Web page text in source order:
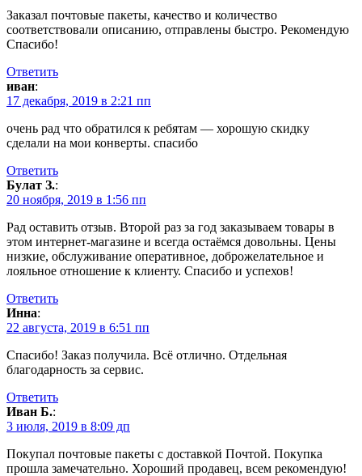
Заказал почтовые пакеты, качество и количество
соответствовали описанию, отправлены быстро. Рекомендую
Спасибо!
Ответить
иван:
17 декабря, 2019 в 2:21 пп
очень рад что обратился к ребятам — хорошую скидку
сделали на мои конверты. спасибо
Ответить
Булат З.:
20 ноября, 2019 в 1:56 пп
Рад оставить отзыв. Второй раз за год заказываем товары в
этом интернет-магазине и всегда остаёмся довольны. Цены
низкие, обслуживание оперативное, доброжелательное и
лояльное отношение к клиенту. Спасибо и успехов!
Ответить
Инна:
22 августа, 2019 в 6:51 пп
Спасибо! Заказ получила. Всё отлично. Отдельная
благодарность за сервис.
Ответить
Иван Б.:
3 июля, 2019 в 8:09 дп
Покупал почтовые пакеты с доставкой Почтой. Покупка
прошла замечательно. Хороший продавец, всем рекомендую!